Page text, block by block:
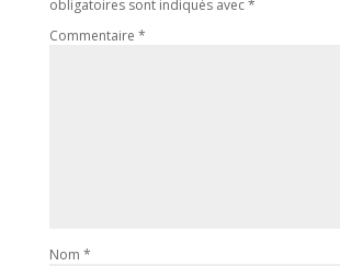
obligatoires sont indiqués avec*
Commentaire *
Nom *